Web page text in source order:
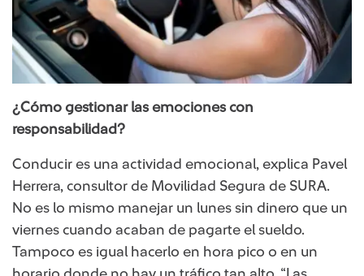
¿Cómo gestionar las emociones con
responsabilidad?
Conducir es una actividad emocional, explica Pavel
Herrera, consultor de Movilidad Segura de SURA.
No es lo mismo manejar un lunes sin dinero que un
viernes cuando acaban de pagarte el sueldo.
Tampoco es igual hacerlo en hora pico o en un